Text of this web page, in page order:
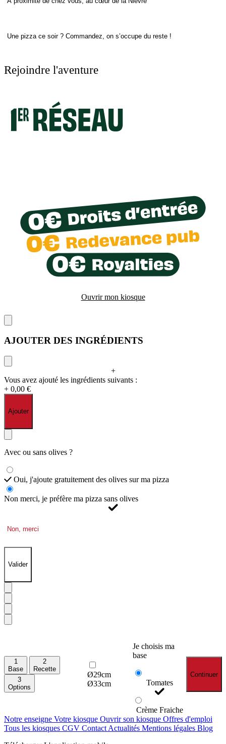
Une pizza ce soir ? Commandez, on s’occupe du reste !
Rejoindre l'aventure
Ouvrir mon kiosque
AJOUTER DES INGRÉDIENTS
+
Vous avez ajouté les ingrédients suivants :
+ 0,00 €
Ajouter
Avec ou sans olives ?
Oui, j'ajoute gratuitement des olives sur ma pizza
Non merci, je préfère ma pizza sans olives
Non, merci
Valider
1
Base
2
Recette
3
Options
Ø29cm
Ø33cm
Je choisis ma
base
Tomates
Crème Fraiche
Continuer
Notre enseigne Votre kiosque Ouvrir son kiosque Offres d'emploi
Tous les kiosques CGV Contact Actualités Mentions légales Blog